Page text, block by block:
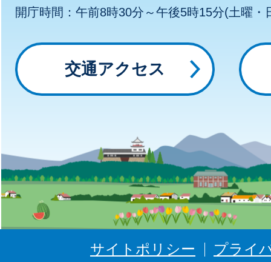
～
っ
と
ゅ
う
ぜ
開庁時間：午前8時30分～午後5時15分(土曜
交通アクセス
サイトポリシー
プライ